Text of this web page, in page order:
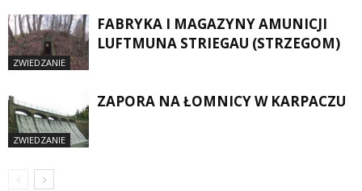
ZWIEDZANIE
FABRYKA I MAGAZYNY AMUNICJI
LUFTMUNA STRIEGAU (STRZEGOM)
ZWIEDZANIE
ZAPORA NA ŁOMNICY W KARPACZU